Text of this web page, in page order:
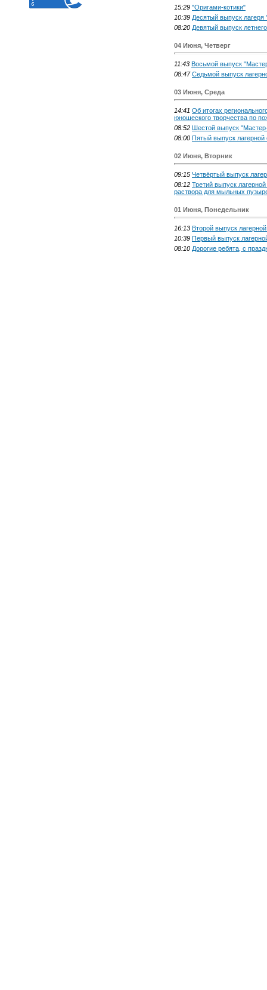
15:29 "Оригами-котики"
10:39 Десятый выпуск
08:20 Девятый выпуск
04 Июня, Четверг
11:43 Восьмой выпуск
08:47 Седьмой выпуск
03 Июня, Среда
14:41 Об итогах
юношеского творчества по
08:52
Шестой выпуск
08:00 Пятый выпуск
02 Июня, Вторник
09:15 Четвёртый выпуск
08:12 Третий выпуск
раствора для мыльных
01 Июня, Понедельник
16:13 Второй выпуск
10:39 Первый выпуск
08:10 Дорогие ребята, с